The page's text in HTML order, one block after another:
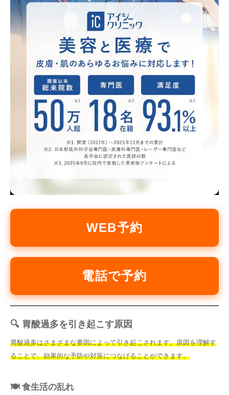
WEB予約
電話で予約
🔍 胃酸過多を引き起こす原因
胃酸過多はさまざまな要因によって引き起こされます。原因を理解す
ることで、効果的な予防や対策につなげることができます。
🍽️ 食生活の乱れ